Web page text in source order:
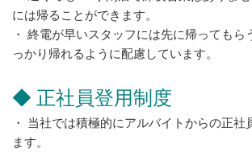
には帰ることができます。
・ 終電が早いスタッフには先に帰ってもら
っかり帰れるように配慮しています。
◆ 正社員登用制度
・ 当社では積極的にアルバイトからの正社
ます。